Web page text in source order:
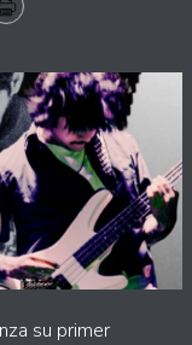
Print
su primer